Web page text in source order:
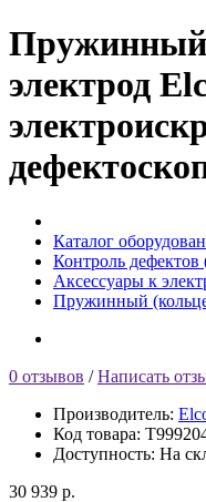
Пружинный
электрод
Каталог
Контроль
Аксессуары к
Пружинный
0 отзывов /Написать
Производитель:
Код товара:
Доступность: На
30 939 р.